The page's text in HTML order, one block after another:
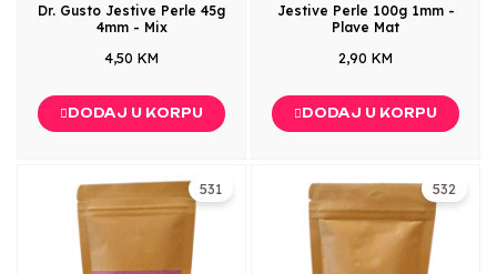
Dr. Gusto Jestive Perle 45g
4mm - Mix
4,50 KM
DODAJ U KORPU
Jestive Perle 100g 1mm -
Plave Mat
2,90 KM
DODAJ U KORPU
531 532